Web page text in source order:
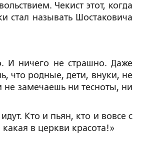
Чекист этот, когда
стал называть Шостаковича
И ничего не страшно. Даже
что родные, дети, внуки, не
замечаешь ни тесноты, ни
Кто и пьян, кто и вовсе с
в церкви красота!»